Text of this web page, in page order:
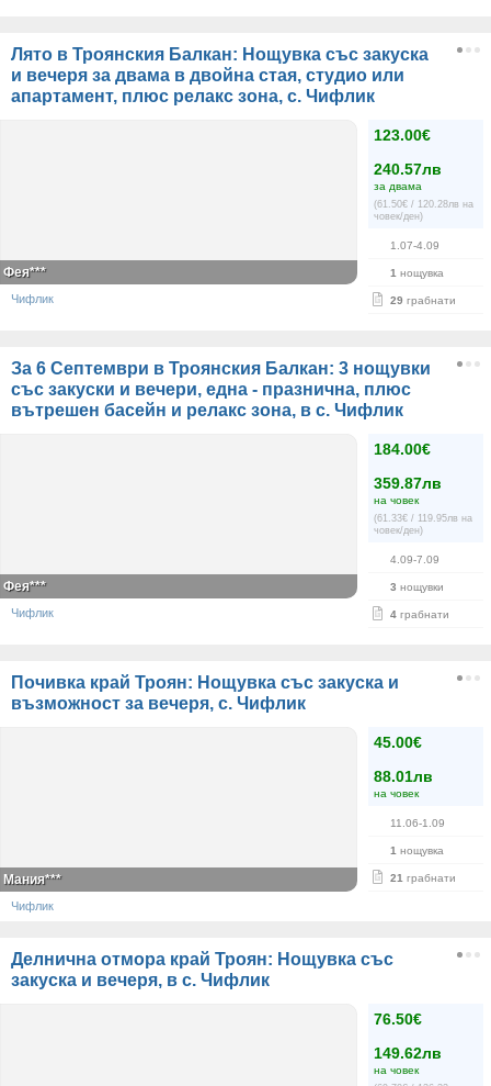
Лято в Троянския Балкан: Нощувка със закуска
и вечеря за двама в двойна стая, студио или
апартамент, плюс релакс зона, с. Чифлик
123.00€
240.57лв
за двама
(61.50€ / 120.28лв на
човек/ден)
1.07-4.09
1 нощувка
29 грабнати
Фея***
Чифлик
За 6 Септември в Троянския Балкан: 3 нощувки
със закуски и вечери, една - празнична, плюс
вътрешен басейн и релакс зона, в с. Чифлик
184.00€
359.87лв
на човек
(61.33€ / 119.95лв на
човек/ден)
4.09-7.09
3 нощувки
4 грабнати
Фея***
Чифлик
Почивка край Троян: Нощувка със закуска и
възможност за вечеря, с. Чифлик
45.00€
88.01лв
на човек
11.06-1.09
1 нощувка
21 грабнати
Мания***
Чифлик
Делнична отмора край Троян: Нощувка със
закуска и вечеря, в с. Чифлик
76.50€
149.62лв
на човек